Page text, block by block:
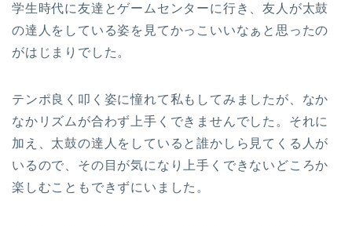
学生時代に友達とゲームセンターに行き、友人が太鼓
の達人をしている姿を見てかっこいいなぁと思ったの
がはじまりでした。
テンポ良く叩く姿に憧れて私もしてみましたが、なか
なかリズムが合わず上手くできませんでした。それに
加え、太鼓の達人をしていると誰かしら見てくる人が
いるので、その目が気になり上手くできないどころか
楽しむこともできずにいました。